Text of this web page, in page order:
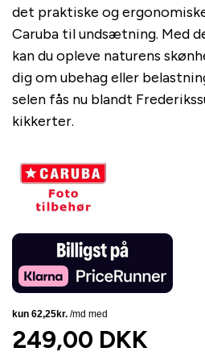
det praktiske og
Caruba til undsætning. Med
kan du opleve naturens
dig om ubehag eller
selen fås nu blandt
kikkerter.
249,00 DKK